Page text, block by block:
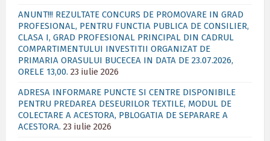
ANUNT!!! REZULTATE CONCURS DE PROMOVARE IN GRAD
PROFESIONAL, PENTRU FUNCTIA PUBLICA DE CONSILIER,
CLASA I, GRAD PROFESIONAL PRINCIPAL DIN CADRUL
COMPARTIMENTULUI INVESTITII ORGANIZAT DE
PRIMARIA ORASULUI BUCECEA IN DATA DE 23.07.2026,
ORELE 13,00. 23 iulie 2026
ADRESA INFORMARE PUNCTE SI CENTRE DISPONIBILE
PENTRU PREDAREA DESEURILOR TEXTILE, MODUL DE
COLECTARE A ACESTORA, PBLOGATIA DE SEPARARE A
ACESTORA. 23 iulie 2026